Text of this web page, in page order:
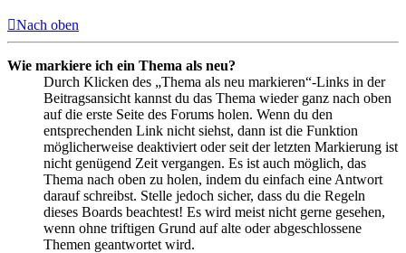
Nach oben
Wie markiere ich ein Thema als neu?
Durch Klicken des „Thema als neu markieren“-Links in der
Beitragsansicht kannst du das Thema wieder ganz nach oben
auf die erste Seite des Forums holen. Wenn du den
entsprechenden Link nicht siehst, dann ist die Funktion
möglicherweise deaktiviert oder seit der letzten Markierung ist
nicht genügend Zeit vergangen. Es ist auch möglich, das
Thema nach oben zu holen, indem du einfach eine Antwort
darauf schreibst. Stelle jedoch sicher, dass du die Regeln
dieses Boards beachtest! Es wird meist nicht gerne gesehen,
wenn ohne triftigen Grund auf alte oder abgeschlossene
Themen geantwortet wird.